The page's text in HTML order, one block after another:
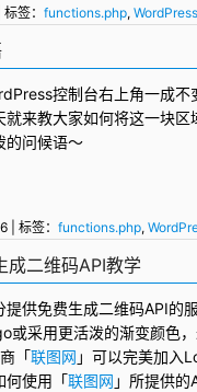
签： functions.php, WordPress
控制台右上角一成不
就来教大家如何将这一块区
的问候语～
| 标签： functions.php,
成二维码API教学
提供免费生成二维码API的
或采用更活泼的渐变颜色
「联图网 」可以完美加入
何使用「联图网 」所提供的